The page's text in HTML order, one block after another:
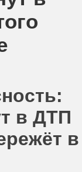
в ДТП
в